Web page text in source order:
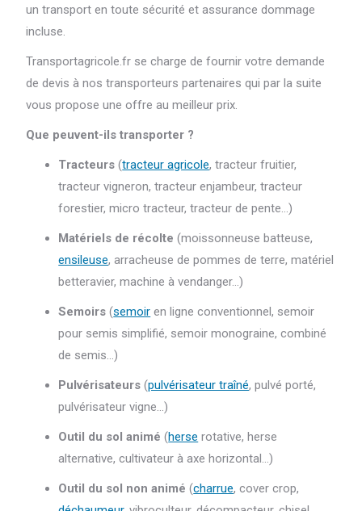
un transport en toute sécurité et assurance dommage
incluse.
Transportagricole.fr se charge de fournir votre demande
de devis à nos transporteurs partenaires qui par la suite
vous propose une offre au meilleur prix.
Que peuvent-ils transporter ?
Tracteurs (tracteur agricole, tracteur fruitier,
tracteur vigneron, tracteur enjambeur, tracteur
forestier, micro tracteur, tracteur de pente…)
Matériels de récolte (moissonneuse batteuse,
ensileuse, arracheuse de pommes de terre, matériel
betteravier, machine à vendanger…)
Semoirs (semoir en ligne conventionnel, semoir
pour semis simplifié, semoir monograine, combiné
de semis…)
Pulvérisateurs (pulvérisateur traîné, pulvé porté,
pulvérisateur vigne…)
Outil du sol animé (herse rotative, herse
alternative, cultivateur à axe horizontal…)
Outil du sol non animé (charrue, cover crop,